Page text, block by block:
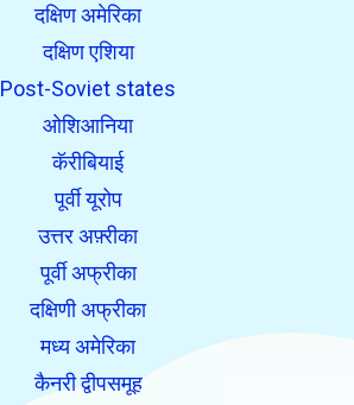
दक्षिण अमेरिका
दक्षिण एशिया
Post-Soviet states
ओशिआनिया
कॅरीबियाई
पूर्वी यूरोप
उत्तर अफ़्रीका
पूर्वी अफ्रीका
दक्षिणी अफ्रीका
मध्य अमेरिका
कैनरी द्वीपसमूह